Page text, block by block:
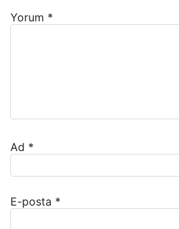
Yorum *
Ad *
E-posta *